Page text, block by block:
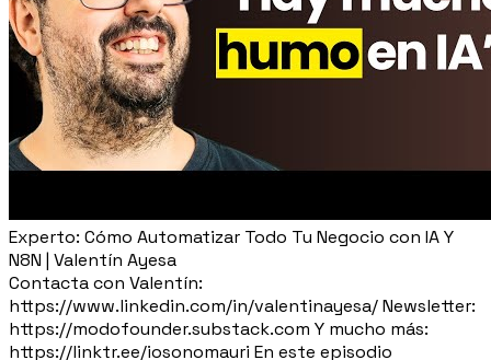
Experto: Cómo Automatizar Todo Tu Negocio con IA Y
N8N | Valentín Ayesa
Contacta con Valentín:
https://www.linkedin.com/in/valentinayesa/ Newsletter:
https://modofounder.substack.com Y mucho más:
https://linktr.ee/iosonomauri En este episodio